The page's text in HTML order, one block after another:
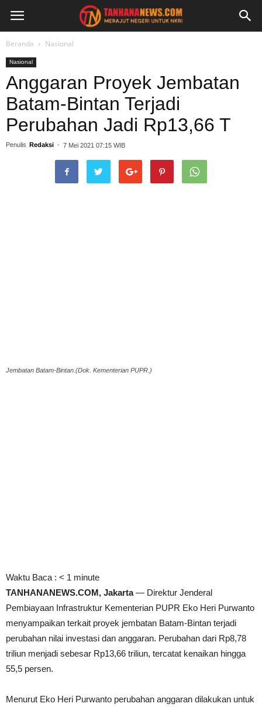
Beranda Nasional
Nasional
Anggaran Proyek Jembatan
Batam-Bintan Terjadi
Perubahan Jadi Rp13,66 T
Penulis Redaksi - 7 Mei 2021 07:15 WIB
Jembatan Batam-Bintan.(Dok. Kementerian PUPR.)
Waktu Baca : < 1 minute
TANHANANEWS.COM, Jakarta— Direktur Jenderal
Pembiayaan Infrastruktur Kementerian PUPR Eko Heri Purwanto
menyampaikan terkait proyek jembatan Batam-Bintan terjadi
perubahan nilai investasi dan anggaran. Perubahan dari Rp8,78
triliun menjadi sebesar Rp13,66 triliun, tercatat kenaikan hingga
55,5 persen.
Menurut Eko Heri Purwanto perubahan anggaran dilakukan untuk